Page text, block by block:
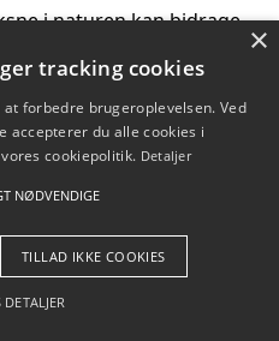
i naturen kan bidrage
datoer for CO2-
- Pilanto Aps
×
tracking cookies
forbedre brugeroplevelsen. Ved
accepterer du alle cookies i
cookiepolitik. Detaljer
NØDVENDIGE
TILLAD IKKE COOKIES
DETALJER